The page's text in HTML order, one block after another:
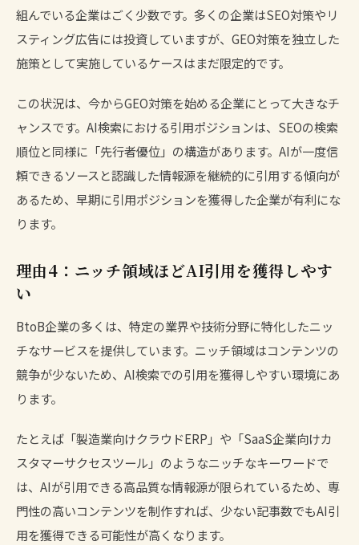
組んでいる企業はごく少数です。多くの企業はSEO対策やリ
スティング広告には投資していますが、GEO対策を独立した
施策として実施しているケースはまだ限定的です。
この状況は、今からGEO対策を始める企業にとって大きなチ
ャンスです。AI検索における引用ポジションは、SEOの検索
順位と同様に「先行者優位」の構造があります。AIが一度信
頼できるソースと認識した情報源を継続的に引用する傾向が
あるため、早期に引用ポジションを獲得した企業が有利にな
ります。
理由4：ニッチ領域ほどAI引用を獲得しやす
い
BtoB企業の多くは、特定の業界や技術分野に特化したニッ
チなサービスを提供しています。ニッチ領域はコンテンツの
競争が少ないため、AI検索での引用を獲得しやすい環境にあ
ります。
たとえば「製造業向けクラウドERP」や「SaaS企業向けカ
スタマーサクセスツール」のようなニッチなキーワードで
は、AIが引用できる高品質な情報源が限られているため、専
門性の高いコンテンツを制作すれば、少ない記事数でもAI引
用を獲得できる可能性が高くなります。